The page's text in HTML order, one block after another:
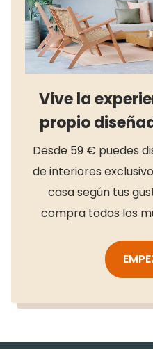
Vive la
propio
Desde 59 € puedes
de interiores
casa según tus
compra todos los